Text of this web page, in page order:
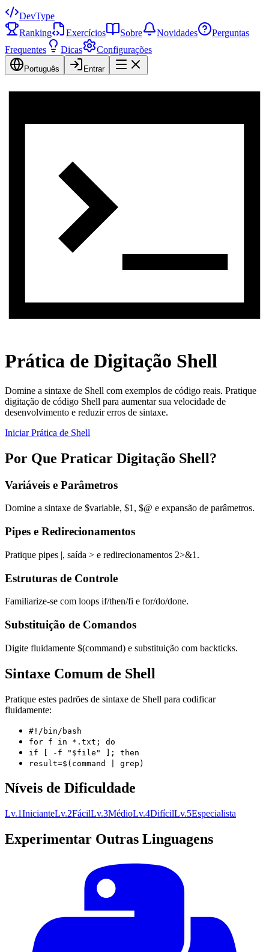
DevType
Ranking
Exercícios Sobre Novidades
Perguntas
Frequentes
Dicas Configurações
Português Entrar
Prática de Digitação Shell
Domine a sintaxe de Shell com exemplos de código reais. Pratique
digitação de código Shell para aumentar sua velocidade de
desenvolvimento e reduzir erros de sintaxe.
Iniciar Prática de Shell
Por Que Praticar Digitação Shell?
Variáveis e Parâmetros
Domine a sintaxe de $variable, $1, $@ e expansão de parâmetros.
Pipes e Redirecionamentos
Pratique pipes |, saída > e redirecionamentos 2>&1.
Estruturas de Controle
Familiarize-se com loops if/then/fi e for/do/done.
Substituição de Comandos
Digite fluidamente $(command) e substituição com backticks.
Sintaxe Comum de Shell
Pratique estes padrões de sintaxe de Shell para codificar
fluidamente:
#!/bin/bash
for f in *.txt; do
if [ -f "$file" ]; then
result=$(command | grep)
Níveis de Dificuldade
Lv.1InicianteLv.2FácilLv.3MédioLv.4DifícilLv.5Especialista
Experimentar Outras Linguagens